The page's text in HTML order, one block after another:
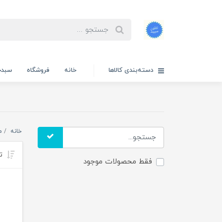
دسته‌بندی کالاها خانه فروشگاه
فقط محصولات موجود
خانه